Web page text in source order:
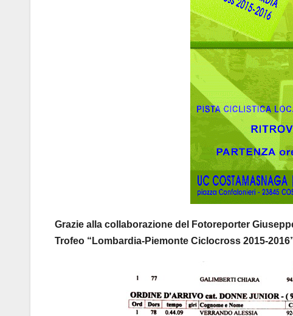
Grazie alla collaborazione del Fotoreporter
Trofeo “Lombardia-Piemonte Ciclocross 2015-